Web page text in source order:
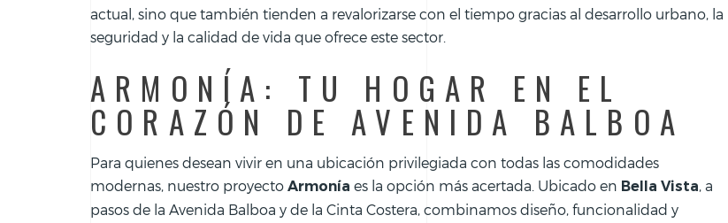
actual, sino que también tienden a revalorizarse con el tiempo gracias al desarrollo urbano, la
seguridad y la calidad de vida que ofrece este sector.
ARMONÍA: TU HOGAR EN EL
CORAZÓN DE AVENIDA BALBOA
Para quienes desean vivir en una ubicación privilegiada con todas las comodidades
modernas, nuestro proyecto Armonía es la opción más acertada. Ubicado en Bella Vista, a
pasos de la Avenida Balboa y de la Cinta Costera, combinamos diseño, funcionalidad y